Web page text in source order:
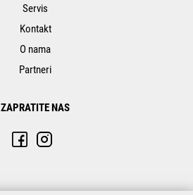
Servis
Kontakt
O nama
Partneri
ZAPRATITE NAS